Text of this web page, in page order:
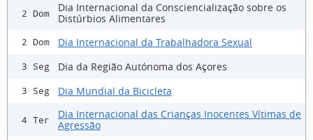
2 Dom
Dia Internacional da Consciencialização sobre os
Distúrbios Alimentares
2 Dom Dia Internacional da Trabalhadora Sexual
3 Seg Dia da Região Autónoma dos Açores
3 Seg Dia Mundial da Bicicleta
4 Ter
Dia Internacional das Crianças Inocentes Vítimas de
Agressão